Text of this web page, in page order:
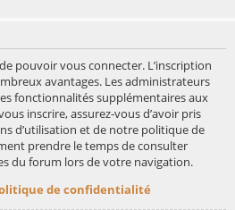
pouvoir vous connecter. L’inscription
avantages. Les administrateurs
fonctionnalités supplémentaires aux
inscrire, assurez-vous d’avoir pris
d’utilisation et de notre politique de
prendre le temps de consulter
du forum lors de votre navigation.
de confidentialité